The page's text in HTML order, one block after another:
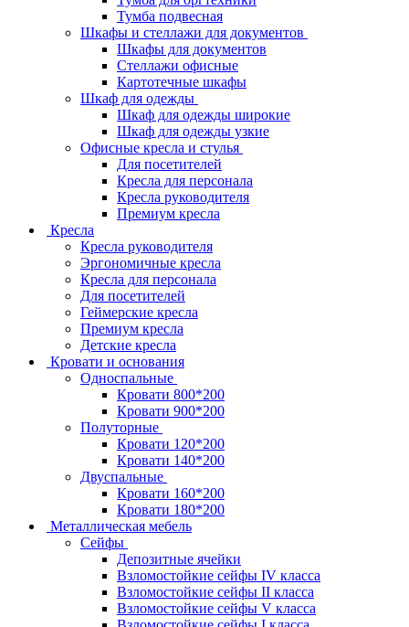
Тумба подвесная
Шкафы и стеллажи для документов
Шкафы для документов
Стеллажи офисные
Картотечные шкафы
Шкаф для одежды
Шкаф для одежды широкие
Шкаф для одежды узкие
Офисные кресла и стулья
Для посетителей
Кресла для персонала
Кресла руководителя
Премиум кресла
Кресла
Кресла руководителя
Эргономичные кресла
Кресла для персонала
Для посетителей
Геймерские кресла
Премиум кресла
Детские кресла
Кровати и основания
Односпальные
Кровати 800*200
Кровати 900*200
Полуторные
Кровати 120*200
Кровати 140*200
Двуспальные
Кровати 160*200
Кровати 180*200
Металлическая мебель
Сейфы
Депозитные ячейки
Взломостойкие сейфы IV класса
Взломостойкие сейфы II класса
Взломостойкие сейфы V класса